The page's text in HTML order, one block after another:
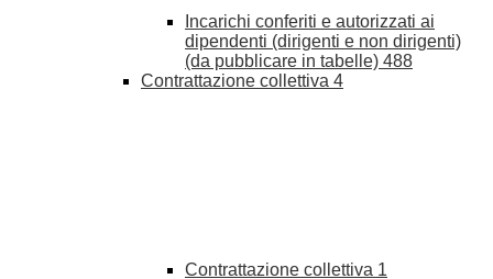
Incarichi conferiti e autorizzati ai
dipendenti (dirigenti e non dirigenti)
(da pubblicare in tabelle) 488
Contrattazione collettiva 4
Contrattazione collettiva 1